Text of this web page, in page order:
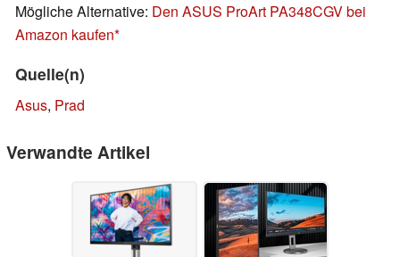
Mögliche Alternative: Den ASUS ProArt PA348CGV bei
Amazon kaufen
Quelle(n)
Asus, Prad
Verwandte Artikel